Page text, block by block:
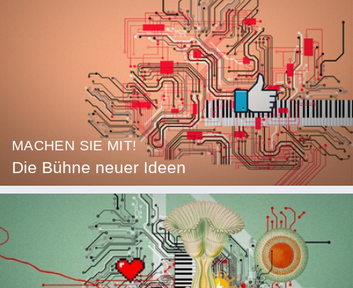
MACHEN SIE MIT!
Die Bühne neuer Ideen